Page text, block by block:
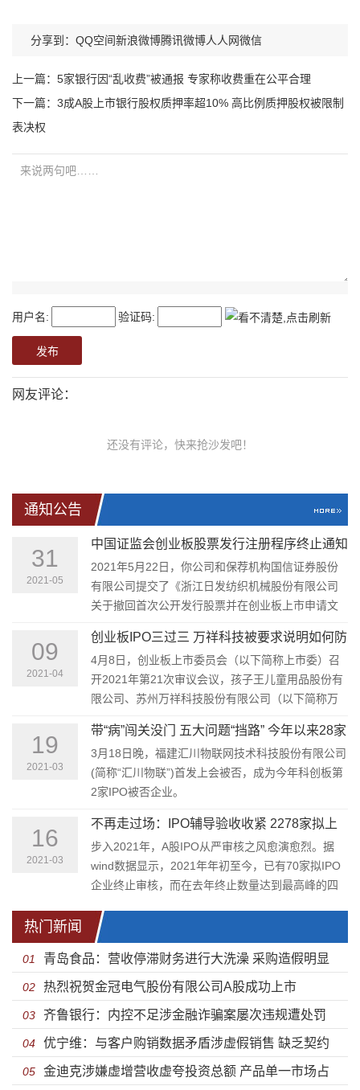
分享到： QQ空间新浪微博腾讯微博人人网微信
上一篇： 5家银行因“乱收费”被通报 专家称收费重在公平合理
下一篇： 3成A股上市银行股权质押率超10% 高比例质押股权被限制
表决权
用户名: 验证码:
网友评论：
还没有评论，快来抢沙发吧！
通知公告
31
2021-05
中国证监会创业板股票发行注册程序终止通知
书(浙江日发纺织机械股份有限公司)
2021年5月22日，你公司和保荐机构国信证券股份
有限公司提交了《浙江日发纺织机械股份有限公司
关于撤回首次公开发行股票并在创业板上市申请文
回浙江日发纺织机械股份有限公司首次公开发行股
票并在创业板上市申请文件的申请》（国信投行
[2021]96号），主动要求撤回注册申请文件。
09
2021-04
创业板IPO三过三 万祥科技被要求说明如何防
范实控人资金占用
4月8日，创业板上市委员会（以下简称上市委）召
开2021年第21次审议会议，孩子王儿童用品股份有
限公司、苏州万祥科技股份有限公司（以下简称万
会。
19
2021-03
带“病”闯关没门 五大问题“挡路” 今年以来28家
企业“折戟”科创板
3月18日晚，福建汇川物联网技术科技股份有限公司
(简称“汇川物联”)首发上会被否，成为今年科创板第
2家IPO被否企业。
16
2021-03
不再走过场：IPO辅导验收收紧 2278家拟上
市企业或承压
步入2021年，A股IPO从严审核之风愈演愈烈。据
wind数据显示，2021年年初至今，已有70家拟IPO
企业终止审核，而在去年终止数量达到最高峰的四
来看，绝大多数终止审核企业均是主动撤回申报材
料，这其中IPO现场检查及现场督导起到了决定性作
用。
热门新闻
01 青岛食品：营收停滞财务进行大洗澡 采购造假明显
刚申报就被监管信披或失实
02 热烈祝贺金冠电气股份有限公司A股成功上市
03 齐鲁银行：内控不足涉金融诈骗案屡次违规遭处罚
盈利能力缩水踩雷债劵违约
04 优宁维：与客户购销数据矛盾涉虚假销售 缺乏契约
精神携可恢复对赌协议闯关
05 金迪克涉嫌虚增营收虚夸投资总额 产品单一市场占